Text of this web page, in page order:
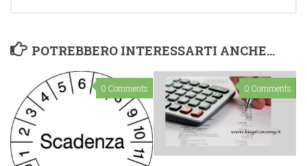
POTREBBERO INTERESSARTI ANCHE...
0 Comments 0 Comments